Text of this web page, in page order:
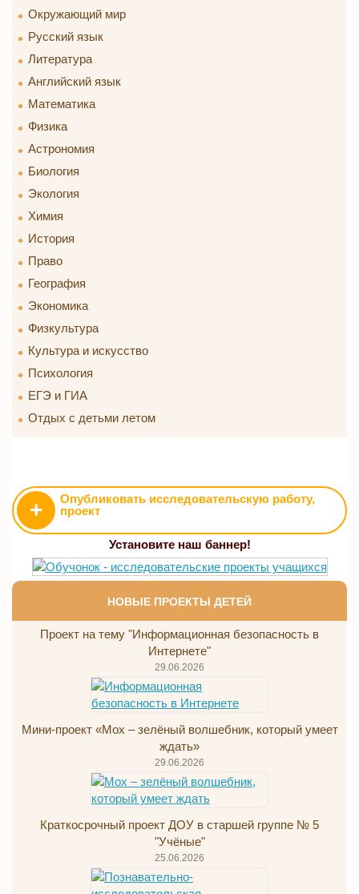
Окружающий мир
Русский язык
Литература
Английский язык
Математика
Физика
Астрономия
Биология
Экология
Химия
История
Право
География
Экономика
Физкультура
Культура и искусство
Психология
ЕГЭ и ГИА
Отдых с детьми летом
+
Опубликовать исследовательскую работу,
проект
Установите наш баннер!
НОВЫЕ ПРОЕКТЫ ДЕТЕЙ
Проект на тему "Информационная безопасность в
Интернете"
29.06.2026
Мини-проект «Мох – зелёный волшебник, который умеет
ждать»
29.06.2026
Краткосрочный проект ДОУ в старшей группе № 5
"Учёные"
25.06.2026